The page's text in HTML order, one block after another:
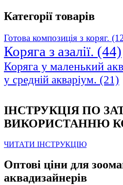
₴230.00.
₴150.00.
Категорії товарів
Готова композиція з коряг.
Коряга з азалії. (44)
Коряга у маленький
у средній акваріум. (21)
ІНСТРУКЦІЯ ПО
ВИКОРИСТАННЮ
ЧИТАТИ ІНСТРУКЦІЮ
Оптові ціни для
аквадизайнерів